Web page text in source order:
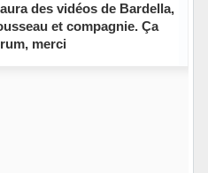
des vidéos de Bardella,
et compagnie. Ça
merci